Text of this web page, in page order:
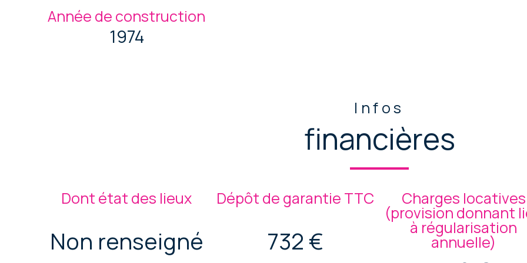
Année de construction
1974
Infos
financières
Dont état des lieux
Non renseigné
Dépôt de garantie TTC
732 €
Charges locatives
(provision donnant
à régularisation
annuelle)